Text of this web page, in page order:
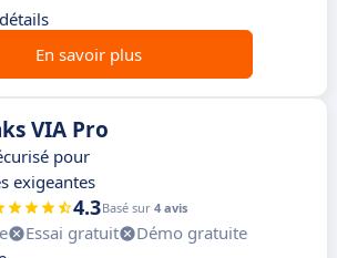
En savoir plus
VIA Pro
pour
exigeantes
4.3Basé sur 4 avis
Essai gratuit
Démo gratuite